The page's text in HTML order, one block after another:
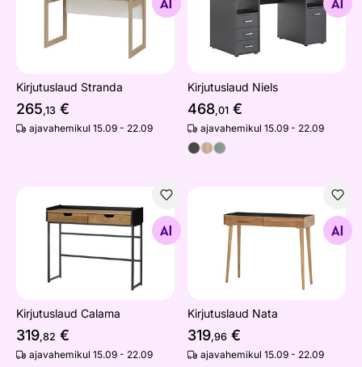
Otsi sarnaseid
Kirjutuslaud Stranda
265,13 €
ajavahemikul 15.09 - 22.09
Otsi sarnaseid
Kirjutuslaud Niels
468,01 €
ajavahemikul 15.09 - 22.09
Kirjutuslaud Calama
Otsi sarnaseid
Kirjutuslaud Calama
319,82 €
ajavahemikul 15.09 - 22.09
Kirjutuslaud Nata
Otsi sarnaseid
Kirjutuslaud Nata
319,96 €
ajavahemikul 15.09 - 22.09